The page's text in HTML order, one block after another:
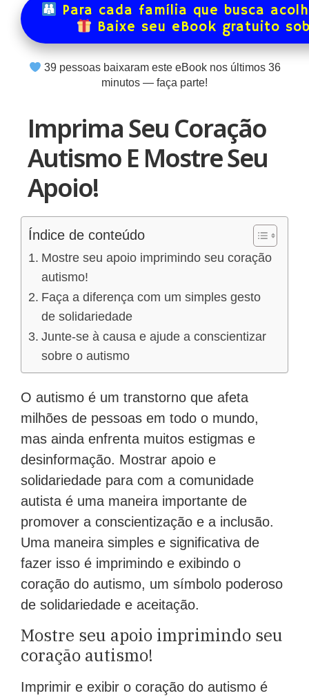
Para cada família que busca
Baixe seu eBook gratuito
39pessoas baixaram este eBook nos últimos 36
minutos — faça parte!
Imprima Seu Coração
Autismo E Mostre Seu
Apoio!
Índice de conteúdo
Mostre seu apoio imprimindo seu coração
autismo!
Faça a diferença com um simples gesto
de solidariedade
Junte-se à causa e ajude a conscientizar
sobre o autismo
O autismo é um transtorno que afeta
milhões de pessoas em todo o mundo,
mas ainda enfrenta muitos estigmas e
desinformação. Mostrar apoio e
solidariedade para com a comunidade
autista é uma maneira importante de
promover a conscientização e a inclusão.
Uma maneira simples e significativa de
fazer isso é imprimindo e exibindo o
coração do autismo, um símbolo poderoso
de solidariedade e aceitação.
Mostre seu apoio imprimindo seu
coração autismo!
Imprimir e exibir o coração do autismo é